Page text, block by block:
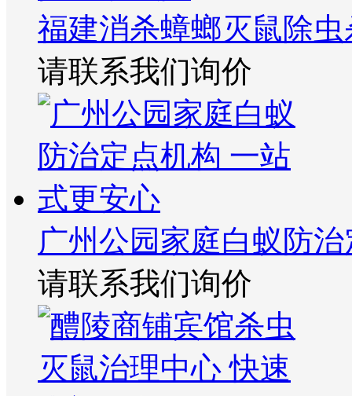
福建消杀蟑螂灭鼠除
请联系我们询价
广州公园家庭白蚁防
请联系我们询价